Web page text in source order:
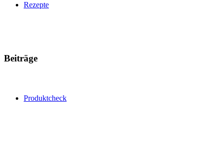
Rezepte
Produktcheck
Beiträge